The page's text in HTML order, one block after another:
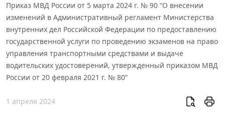
Приказ МВД России от 5 марта 2024 г. № 90 “О внесении
изменений в Административный регламент Министерства
внутренних дел Российской Федерации по предоставлению
государственной услуги по проведению экзаменов на право
управления транспортными средствами и выдаче
водительских удостоверений, утвержденный приказом МВД
России от 20 февраля 2021 г. № 80”
1 апреля 2024